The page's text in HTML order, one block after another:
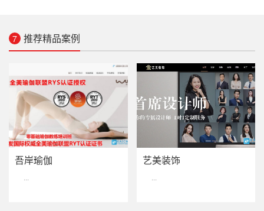
7 推荐精品案例
吾岸瑜伽
···
艺美装饰
···